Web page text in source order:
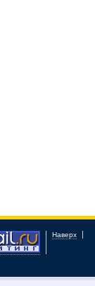
Наверх